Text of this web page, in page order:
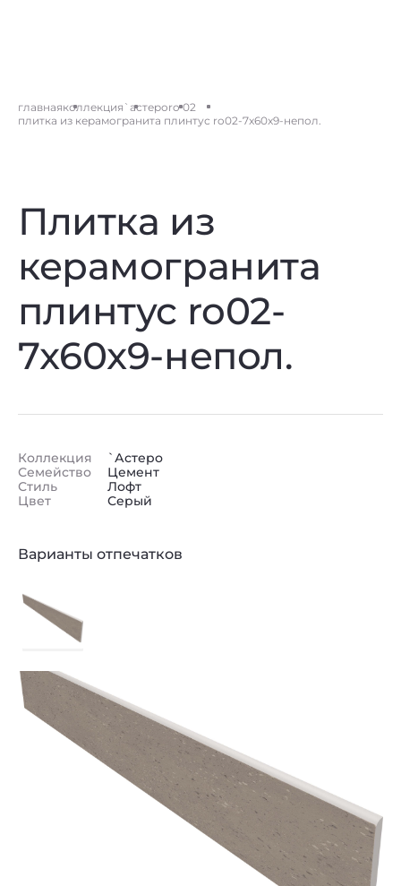
главнаяколлекция `астероro 02
плитка из керамогранита плинтус ro02-7x60x9-непол.
Плитка из
керамогранита
плинтус ro02-
7x60x9-непол.
Коллекция
Семейство
Стиль
Цвет
`Астеро
Цемент
Лофт
Серый
Варианты отпечатков